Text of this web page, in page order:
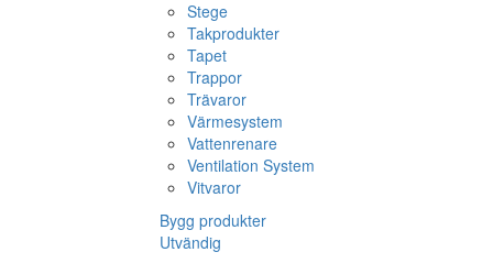
Stege
Takprodukter
Tapet
Trappor
Trävaror
Värmesystem
Vattenrenare
Ventilation System
Vitvaror
Bygg produkter
Utvändig